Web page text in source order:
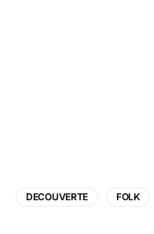
DECOUVERTE FOLK